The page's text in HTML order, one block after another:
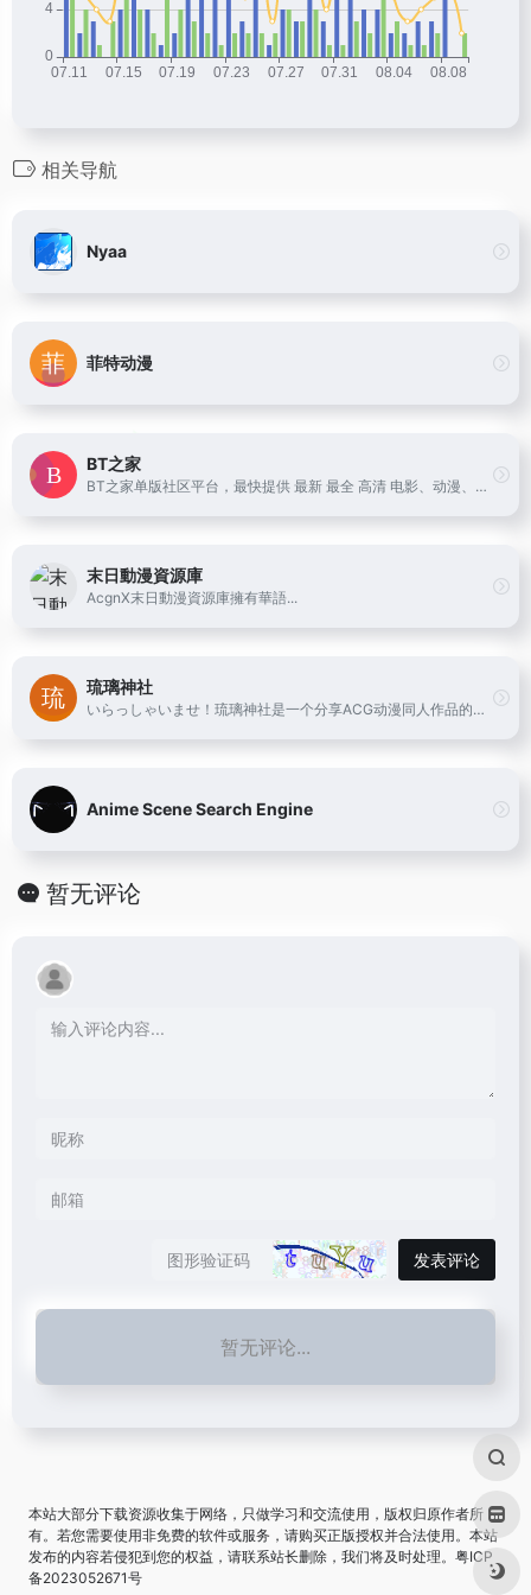
相关导航
Nyaa
菲特动漫
BT之家
BT之家单版社区平台，最快提供 最新 最全 高清 电影、动漫、韩剧、日剧、美剧、无损音乐、体育、小说等BT迅雷下载以及资讯！影视爱好者的聚集地的~BT电影天堂之家
末日動漫資源庫
AcgnX末日動漫資源庫擁有華語...
琉璃神社
いらっしゃいませ！琉璃神社是一个分享ACG动漫同人作品的有爱社团,在这里你能找到很多欢乐。
Anime Scene Search Engine
暂无评论
发表评论
暂无评论...
本站大部分下载资源收集于网络，只做学习和交流使用，版权归原作者所
有。若您需要使用非免费的软件或服务，请购买正版授权并合法使用。本站
发布的内容若侵犯到您的权益，请联系站长删除，我们将及时处理。 粤ICP
备2023052671号